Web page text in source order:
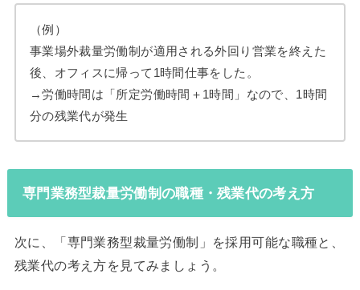
（例）
事業場外裁量労働制が適用される外回り営業を終えた
後、オフィスに帰って1時間仕事をした。
→労働時間は「所定労働時間＋1時間」なので、1時間
分の残業代が発生
専門業務型裁量労働制の職種・残業代の考え方
次に、「専門業務型裁量労働制」を採用可能な職種と、
残業代の考え方を見てみましょう。